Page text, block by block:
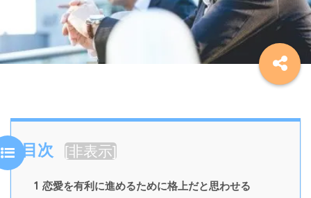
目次 [非表示]
1 恋愛を有利に進めるために格上だと思わせる